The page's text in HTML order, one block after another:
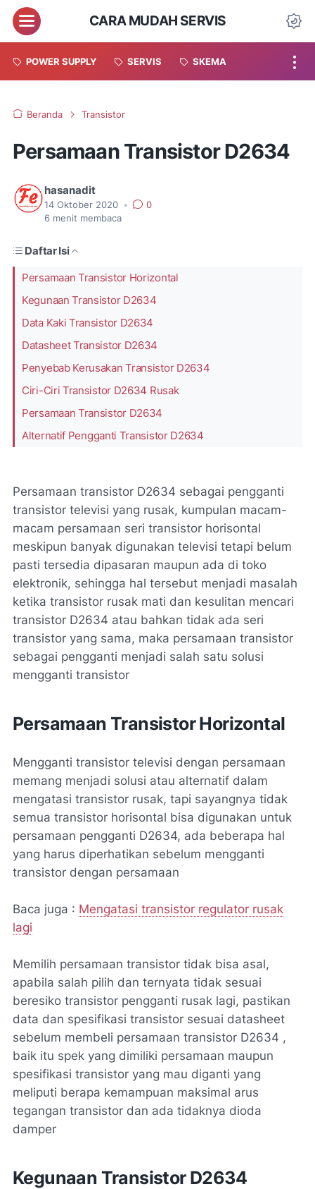
CARA MUDAH SERVIS
POWER SUPPLY SERVIS SKEMA
Beranda Transistor
Persamaan Transistor D2634
hasanadit
14 Oktober 2020 •
0
6 menit membaca
Daftar Isi
Persamaan Transistor Horizontal
Kegunaan Transistor D2634
Data Kaki Transistor D2634
Datasheet Transistor D2634
Penyebab Kerusakan Transistor D2634
Ciri-Ciri Transistor D2634 Rusak
Persamaan Transistor D2634
Alternatif Pengganti Transistor D2634
Persamaan transistor D2634 sebagai pengganti
transistor televisi yang rusak, kumpulan macam-
macam persamaan seri transistor horisontal
meskipun banyak digunakan televisi tetapi belum
pasti tersedia dipasaran maupun ada di toko
elektronik, sehingga hal tersebut menjadi masalah
ketika transistor rusak mati dan kesulitan mencari
transistor D2634 atau bahkan tidak ada seri
transistor yang sama, maka persamaan transistor
sebagai pengganti menjadi salah satu solusi
mengganti transistor
Persamaan Transistor Horizontal
Mengganti transistor televisi dengan persamaan
memang menjadi solusi atau alternatif dalam
mengatasi transistor rusak, tapi sayangnya tidak
semua transistor horisontal bisa digunakan untuk
persamaan pengganti D2634, ada beberapa hal
yang harus diperhatikan sebelum mengganti
transistor dengan persamaan
Baca juga : Mengatasi transistor regulator rusak
lagi
Memilih persamaan transistor tidak bisa asal,
apabila salah pilih dan ternyata tidak sesuai
beresiko transistor pengganti rusak lagi, pastikan
data dan spesifikasi transistor sesuai datasheet
sebelum membeli persamaan transistor D2634 ,
baik itu spek yang dimiliki persamaan maupun
spesifikasi transistor yang mau diganti yang
meliputi berapa kemampuan maksimal arus
tegangan transistor dan ada tidaknya dioda
damper
Kegunaan Transistor D2634